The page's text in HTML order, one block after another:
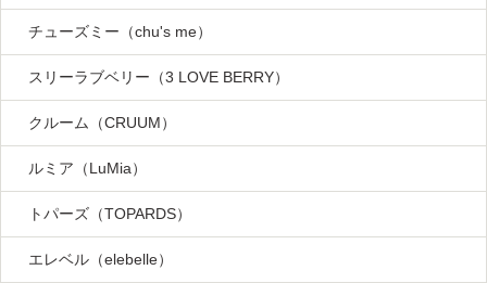
チューズミー（chu's me）
スリーラブベリー（3 LOVE BERRY）
クルーム（CRUUM）
ルミア（LuMia）
トパーズ（TOPARDS）
エレベル（elebelle）